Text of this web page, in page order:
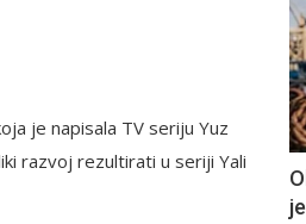
je napisala TV seriju Yuz
razvoj rezultirati u seriji Yali